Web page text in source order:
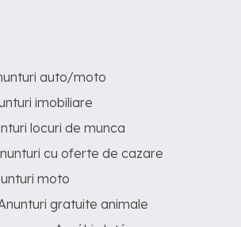
auto/moto
imobiliare
locuri de munca
cu oferte de cazare
moto
gratuite animale